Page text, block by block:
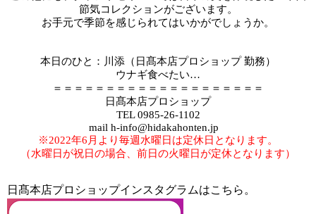
節気コレクションがございます。
お手元で季節を感じられてはいかがでしょうか。
本日のひと ：川添（日髙本店プロショップ 勤務）
ウナギ食べたい…
＝＝＝＝＝＝＝＝＝＝＝＝＝＝＝＝＝＝＝＝
日髙本店プロショップ
TEL 0985-26-1102
mail h-info@hidakahonten.jp
※2022年6月より毎週水曜日は定休日となります。
（水曜日が祝日の場合、前日の火曜日が定休となります）
日髙本店プロショップインスタグラムはこちら。